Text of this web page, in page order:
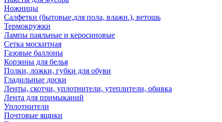
Ножницы
Салфетки (бытовые,для пола, влажн.), ветошь
Термокружки
Лампы паяльные и керосиновые
Сетка москитная
Газовые баллоны
Корзины для белья
Полки, ложки, губки для обуви
Гладильные доски
Ленты, скотчи, уплотнители, утеплители, обивка
Лента для примыканий
Уплотнители
Почтовые ящики